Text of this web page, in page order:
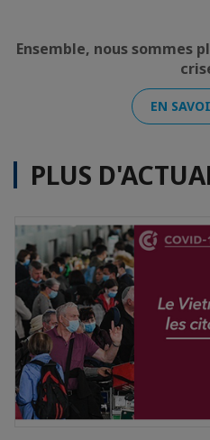
Ensemble, nous sommes
EN
PLUS